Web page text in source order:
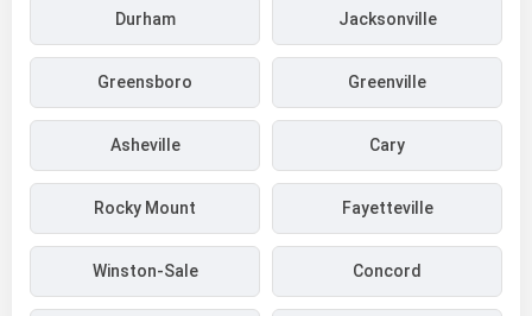
Durham Jacksonville
Greensboro Greenville
Asheville Cary
Rocky Mount Fayetteville
Winston-Sale Concord